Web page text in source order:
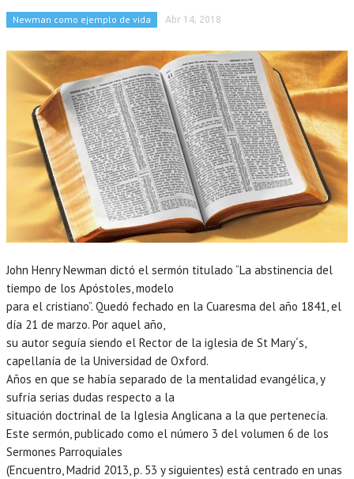
Newman como ejemplo de vida Abr 14, 2018
John Henry Newman dictó el sermón titulado “La abstinencia del
tiempo de los Apóstoles, modelo
para el cristiano”. Quedó fechado en la Cuaresma del año 1841, el
día 21 de marzo. Por aquel año,
su autor seguía siendo el Rector de la iglesia de St Mary´s,
capellanía de la Universidad de Oxford.
Años en que se había separado de la mentalidad evangélica, y
sufría serias dudas respecto a la
situación doctrinal de la Iglesia Anglicana a la que pertenecía.
Este sermón, publicado como el número 3 del volumen 6 de los
Sermones Parroquiales
(Encuentro, Madrid 2013, p. 53 y siguientes) está centrado en unas